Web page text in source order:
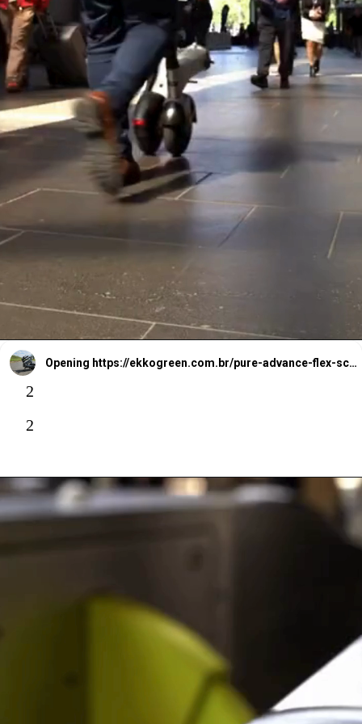
Inovando no design
ergonômico,
Opening https://ekkogreen.com.br/pure-advance-flex-scooter-eletrica-dobravel/?utm_source=google&utm_medium=web-stories&utm_campaign=scooter-eletrica
2
2